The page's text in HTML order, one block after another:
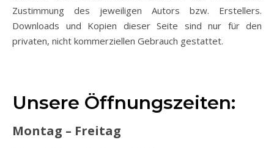
Zustimmung des jeweiligen Autors bzw. Erstellers.
Downloads und Kopien dieser Seite sind nur für den
privaten, nicht kommerziellen Gebrauch gestattet.
Unsere Öffnungszeiten:
Montag – Freitag